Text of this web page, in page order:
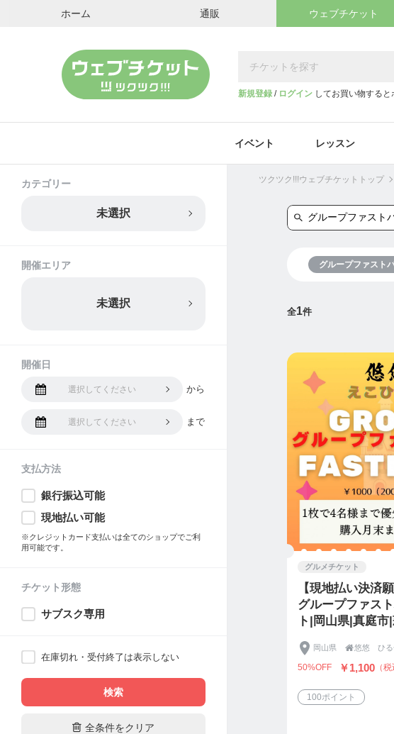
ホーム 通販 ウェブチケット
新規登録 / ログイン してお買い物すると
イベント レッスン
ツクツク!!!ウェブチケットトップ
グループファスト
全1件
グルメチケット
【現地払い決済
グループファス
ト|岡山県|真庭
岡山県 悠悠 ひる
50%OFF ￥1,100 （税
100ポイント
カテゴリー
未選択
開催エリア
未選択
開催日
選択してください から
選択してください まで
支払方法
銀行振込可能
現地払い可能
※クレジットカード支払いは全てのショップでご利
用可能です。
チケット形態
サブスク専用
在庫切れ・受付終了は表示しない
検索
 全条件をクリア